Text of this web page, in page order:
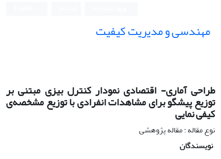
مهندسی و مدیریت کیفیت
طراحی آماری- اقتصادی نمودار کنترل بیزی مبتنی بر
توزیع پیشگو برای مشاهدات انفرادی با توزیع مشخصه‌ی
کیفی نمایی
نوع مقاله : مقاله پژوهشی
نویسندگان